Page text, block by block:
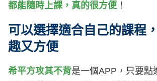
都能隨時上課，真的很方便！
可以選擇適合自己的課程
趣又方便
希平方攻其不背是一個APP，只要點